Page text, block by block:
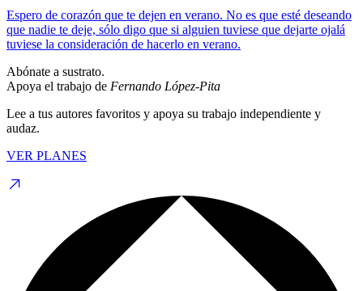
Espero de corazón que te dejen en verano. No es que esté deseando
que nadie te deje, sólo digo que si alguien tuviese que dejarte ojalá
tuviese la consideración de hacerlo en verano.
Abónate a sustrato.
Apoya el trabajo de Fernando López-Pita
Lee a tus autores favoritos y apoya su trabajo independiente y
audaz.
VER PLANES